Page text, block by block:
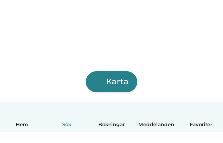
Hem Sök Bokningar Meddelanden Favoriter
Karta